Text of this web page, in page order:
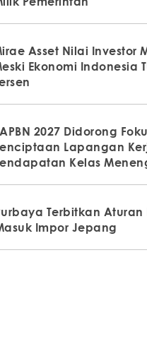
Asset Nilai Investor
Ekonomi Indonesia
2027 Didorong
Lapangan
Kelas
Terbitkan Aturan
Impor Jepang